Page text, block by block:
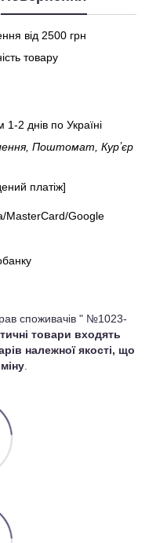
від 2500 грн
товару
2 днів по Україні
Поштомат, Курʼєр
платіж]
MasterCard/Google
споживачів " №1023-
товари входять
належної якості, що